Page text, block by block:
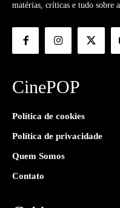
matérias, críticas e tudo sobre
CinePOP
Política de cookies
Política de privacidade
Quem Somos
Contato